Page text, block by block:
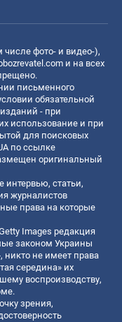
фото- и видео-),
и на всех
письменного
обязательной
- при
использование и при
для поисковых
по ссылке
оригинальный
интервью, статьи,
журналистов
права на которые
Images редакция
законом Украины
никто не имеет права
середина» их
воспроизводству,
зрения,